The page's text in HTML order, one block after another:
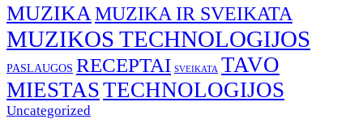
MUZIKA MUZIKA IR SVEIKATA
MUZIKOS TECHNOLOGIJOS
PASLAUGOS RECEPTAI SVEIKATA TAVO
MIESTASTECHNOLOGIJOS
Uncategorized